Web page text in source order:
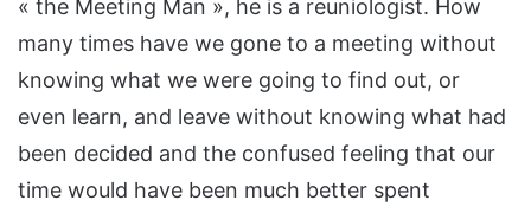
« the Meeting Man », he is a reuniologist. How
many times have we gone to a meeting without
knowing what we were going to find out, or
even learn, and leave without knowing what had
been decided and the confused feeling that our
time would have been much better spent